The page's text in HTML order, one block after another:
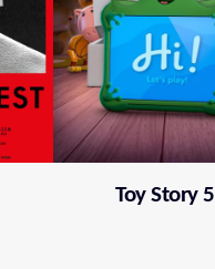
Toy Story 5